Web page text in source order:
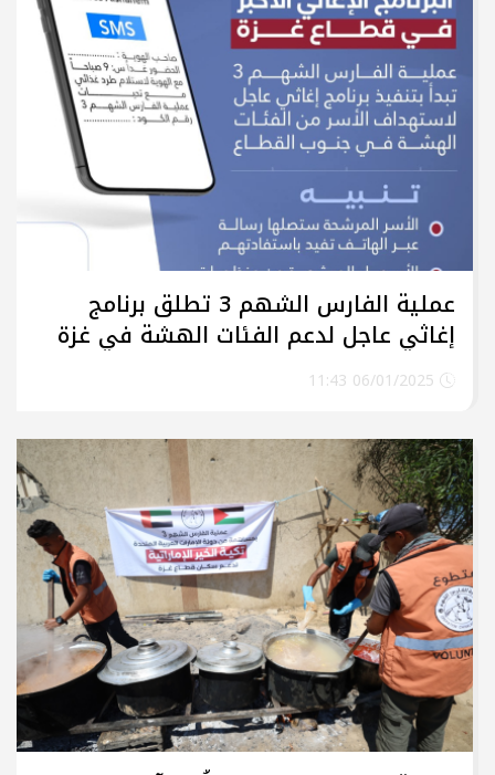
عملية الفارس الشهم 3 تطلق برنامج
إغاثي عاجل لدعم الفئات الهشة في غزة